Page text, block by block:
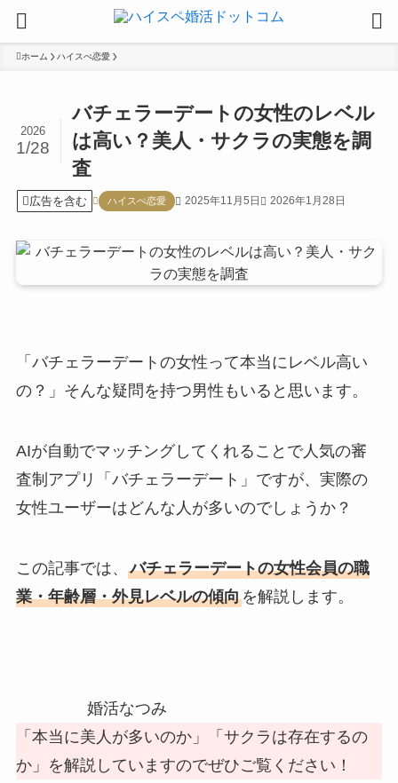
ホーム ハイスぺ恋愛
バチェラーデートの女性のレベル
は高い？美人・サクラの実態を調
査
2026
1/28
広告を含む ハイスぺ恋愛 2025年11月5日 2026年1月28日
「バチェラーデートの女性って本当にレベル高い
の？」そんな疑問を持つ男性もいると思います。
AIが自動でマッチングしてくれることで人気の審
査制アプリ「バチェラーデート」ですが、実際の
女性ユーザーはどんな人が多いのでしょうか？
この記事では、 バチェラーデートの女性会員の職
業・年齢層・外見レベルの傾向を解説します。
婚活なつみ
「本当に美人が多いのか」「サクラは存在するの
か」を解説していますのでぜひご覧ください！